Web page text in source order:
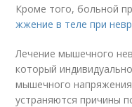
Кроме того, больной
жжение в теле при
Лечение мышечного
который
мышечного
устраняются причины